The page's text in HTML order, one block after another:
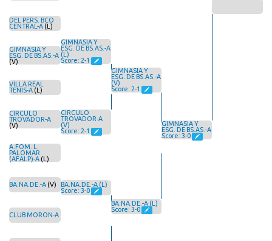
DEL PERS. BCO
CENTRAL-A (L)
GIMNASIA Y
ESG. DE BS.AS.-A
(V)
VILLA REAL
TENIS-A (L)
CIRCULO
TROVADOR-A
(V)
A.FOM. L.
PALOMAR
(AFALP)-A (L)
BA.NA.DE.-A (V)
CLUB MORON-A
GIMNASIA Y
ESG. DE BS.AS.-A
(L)
Score: 2-1
CIRCULO
TROVADOR-A
(V)
Score: 2-1
BA.NA.DE.-A (L)
Score: 3-0
GIMNASIA Y
ESG. DE BS.AS.-A
(V)
Score: 2-1
BA.NA.DE.-A (L)
Score: 3-0
GIMNASIA Y
ESG. DE BS.AS.-A
Score: 3-0